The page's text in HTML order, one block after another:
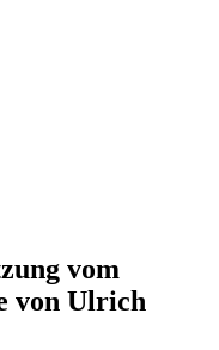
vom
von Ulrich